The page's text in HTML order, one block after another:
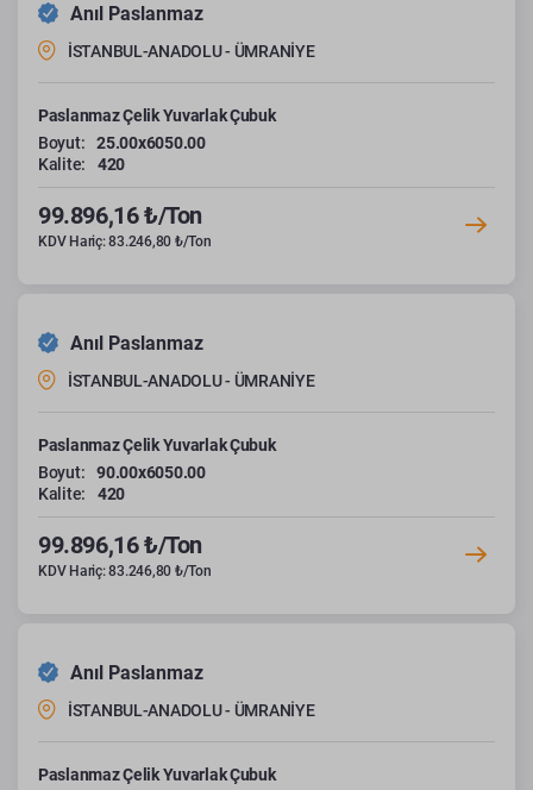
Anıl Paslanmaz
İSTANBUL-ANADOLU - ÜMRANİYE
Paslanmaz Çelik Yuvarlak Çubuk
Boyut:
25.00x6050.00
Kalite:
420
99.896,16 ₺/Ton
KDV Hariç: 83.246,80 ₺/Ton
Anıl Paslanmaz
İSTANBUL-ANADOLU - ÜMRANİYE
Paslanmaz Çelik Yuvarlak Çubuk
Boyut:
90.00x6050.00
Kalite:
420
99.896,16 ₺/Ton
KDV Hariç: 83.246,80 ₺/Ton
Anıl Paslanmaz
İSTANBUL-ANADOLU - ÜMRANİYE
Paslanmaz Çelik Yuvarlak Çubuk